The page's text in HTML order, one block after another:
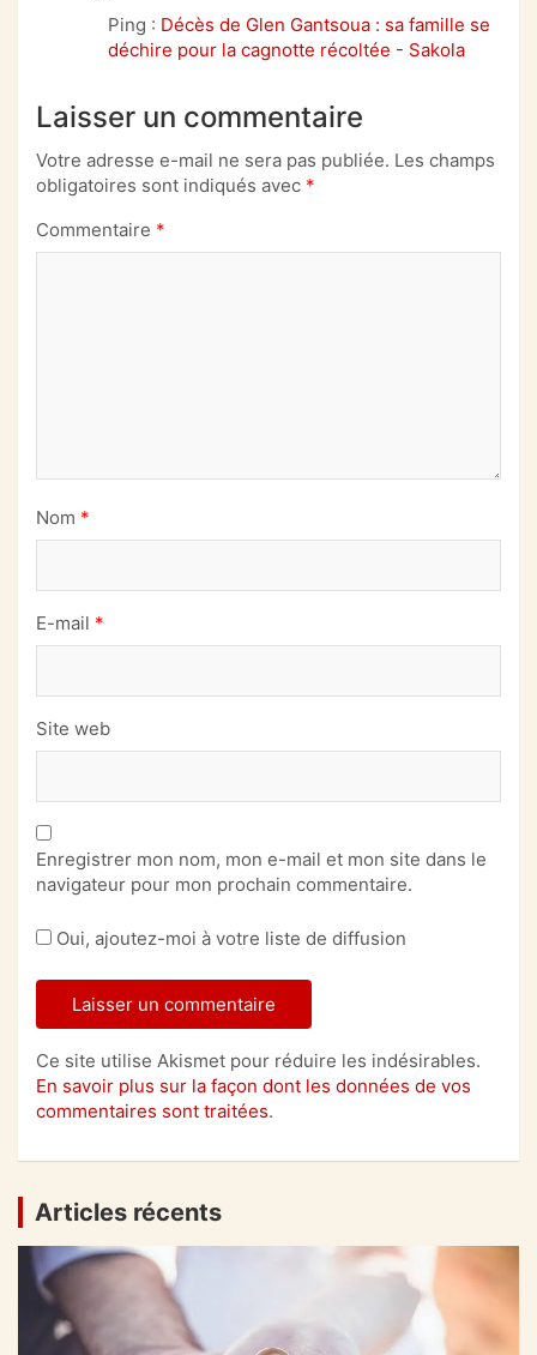
Ping : Décès de Glen Gantsoua : sa famille se
déchire pour la cagnotte récoltée - Sakola
Laisser un commentaire
Votre adresse e-mail ne sera pas publiée. Les champs
obligatoires sont indiqués avec *
Commentaire *
Nom *
E-mail *
Site web
Enregistrer mon nom, mon e-mail et mon site dans le
navigateur pour mon prochain commentaire.
Oui, ajoutez-moi à votre liste de diffusion
Ce site utilise Akismet pour réduire les indésirables.
En savoir plus sur la façon dont les données de vos
commentaires sont traitées.
Articles récents